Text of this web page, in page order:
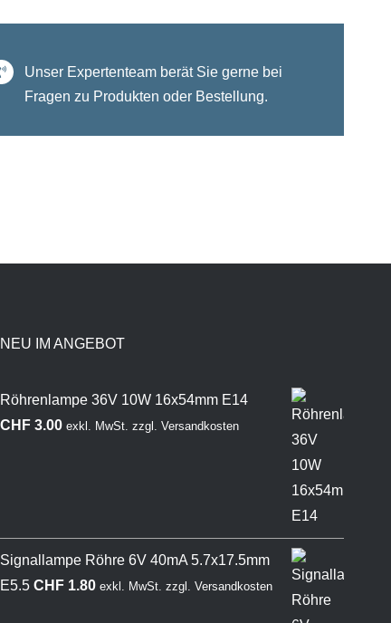
Unser Expertenteam berät Sie gerne bei
Fragen zu Produkten oder Bestellung.
NEU IM ANGEBOT
Röhrenlampe 36V 10W 16x54mm E14
CHF3.00 exkl. MwSt. zzgl. Versandkosten
Signallampe Röhre 6V 40mA 5.7x17.5mm
E5.5 CHF1.80 exkl. MwSt. zzgl. Versandkosten